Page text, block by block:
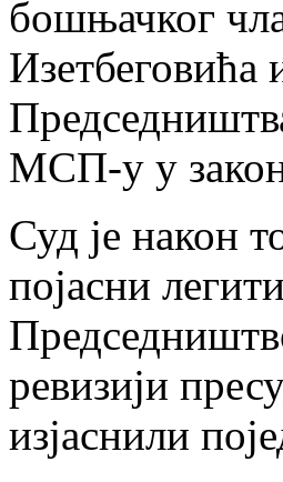
бошњачког
Изетбеговића
МСП-у у
Суд је након
појасни
ревизији
изјаснили